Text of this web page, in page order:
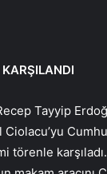
Tayyip
Ciolacu’yu
törenle